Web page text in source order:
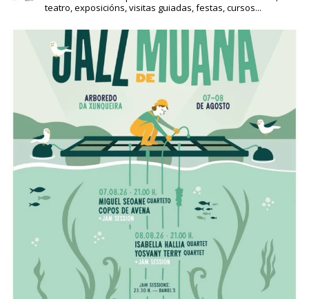
teatro, exposicións, visitas guiadas, festas, cursos...